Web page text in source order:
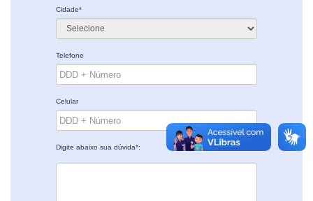
Cidade*
Telefone
Celular
Digite abaixo sua dúvida*: